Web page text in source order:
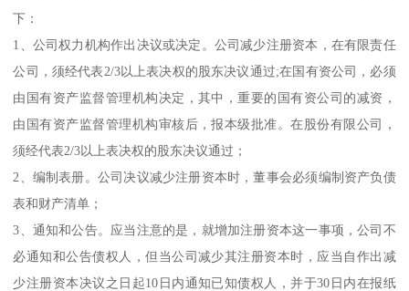
下：
1、公司权力机构作出决议或决定。公司减少注册资本，在有限责任
公司，须经代表2/3以上表决权的股东决议通过;在国有资公司，必须
由国有资产监督管理机构决定，其中，重要的国有资公司的减资，
由国有资产监督管理机构审核后，报本级批准。在股份有限公司，
须经代表2/3以上表决权的股东决议通过；
2、编制表册。公司决议减少注册资本时，董事会必须编制资产负债
表和财产清单；
3、通知和公告。应当注意的是，就增加注册资本这一事项，公司不
必通知和公告债权人，但当公司减少其注册资本时，应当自作出减
少注册资本决议之日起10日内通知已知债权人，并于30日内在报纸